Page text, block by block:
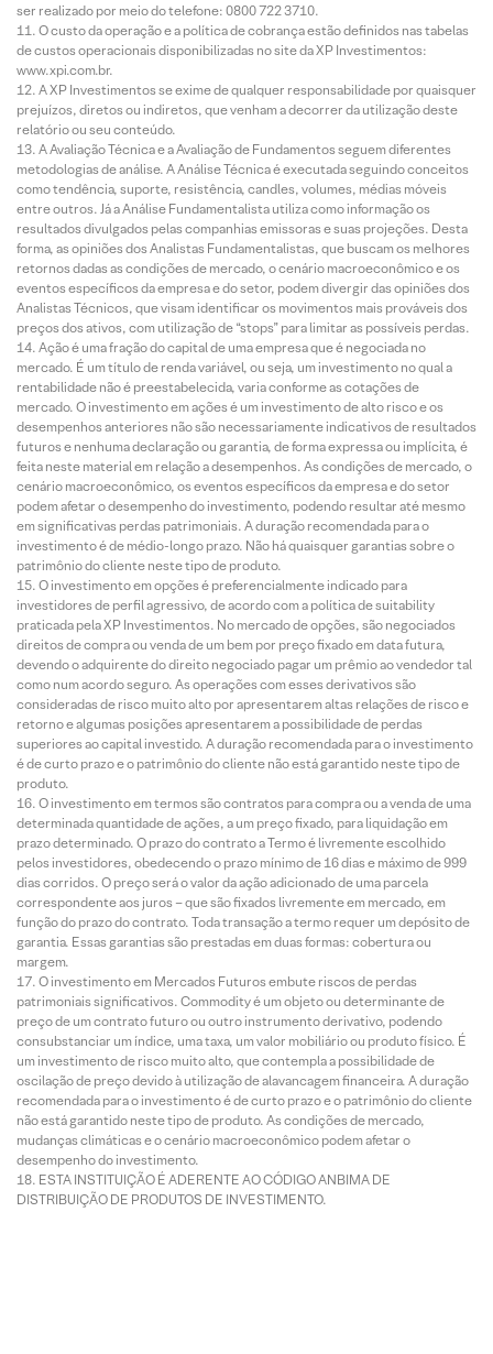
ser realizado por meio do telefone: 0800 722 3710.
O custo da operação e a política de cobrança estão definidos nas tabelas
de custos operacionais disponibilizadas no site da XP Investimentos:
www.xpi.com.br.
A XP Investimentos se exime de qualquer responsabilidade por quaisquer
prejuízos, diretos ou indiretos, que venham a decorrer da utilização deste
relatório ou seu conteúdo.
A Avaliação Técnica e a Avaliação de Fundamentos seguem diferentes
metodologias de análise. A Análise Técnica é executada seguindo conceitos
como tendência, suporte, resistência, candles, volumes, médias móveis
entre outros. Já a Análise Fundamentalista utiliza como informação os
resultados divulgados pelas companhias emissoras e suas projeções. Desta
forma, as opiniões dos Analistas Fundamentalistas, que buscam os melhores
retornos dadas as condições de mercado, o cenário macroeconômico e os
eventos específicos da empresa e do setor, podem divergir das opiniões dos
Analistas Técnicos, que visam identificar os movimentos mais prováveis dos
preços dos ativos, com utilização de “stops” para limitar as possíveis perdas.
Ação é uma fração do capital de uma empresa que é negociada no
mercado. É um título de renda variável, ou seja, um investimento no qual a
rentabilidade não é preestabelecida, varia conforme as cotações de
mercado. O investimento em ações é um investimento de alto risco e os
desempenhos anteriores não são necessariamente indicativos de resultados
futuros e nenhuma declaração ou garantia, de forma expressa ou implícita, é
feita neste material em relação a desempenhos. As condições de mercado, o
cenário macroeconômico, os eventos específicos da empresa e do setor
podem afetar o desempenho do investimento, podendo resultar até mesmo
em significativas perdas patrimoniais. A duração recomendada para o
investimento é de médio-longo prazo. Não há quaisquer garantias sobre o
patrimônio do cliente neste tipo de produto.
O investimento em opções é preferencialmente indicado para
investidores de perfil agressivo, de acordo com a política de suitability
praticada pela XP Investimentos. No mercado de opções, são negociados
direitos de compra ou venda de um bem por preço fixado em data futura,
devendo o adquirente do direito negociado pagar um prêmio ao vendedor tal
como num acordo seguro. As operações com esses derivativos são
consideradas de risco muito alto por apresentarem altas relações de risco e
retorno e algumas posições apresentarem a possibilidade de perdas
superiores ao capital investido. A duração recomendada para o investimento
é de curto prazo e o patrimônio do cliente não está garantido neste tipo de
produto.
O investimento em termos são contratos para compra ou a venda de uma
determinada quantidade de ações, a um preço fixado, para liquidação em
prazo determinado. O prazo do contrato a Termo é livremente escolhido
pelos investidores, obedecendo o prazo mínimo de 16 dias e máximo de 999
dias corridos. O preço será o valor da ação adicionado de uma parcela
correspondente aos juros – que são fixados livremente em mercado, em
função do prazo do contrato. Toda transação a termo requer um depósito de
garantia. Essas garantias são prestadas em duas formas: cobertura ou
margem.
O investimento em Mercados Futuros embute riscos de perdas
patrimoniais significativos. Commodity é um objeto ou determinante de
preço de um contrato futuro ou outro instrumento derivativo, podendo
consubstanciar um índice, uma taxa, um valor mobiliário ou produto físico. É
um investimento de risco muito alto, que contempla a possibilidade de
oscilação de preço devido à utilização de alavancagem financeira. A duração
recomendada para o investimento é de curto prazo e o patrimônio do cliente
não está garantido neste tipo de produto. As condições de mercado,
mudanças climáticas e o cenário macroeconômico podem afetar o
desempenho do investimento.
ESTA INSTITUIÇÃO É ADERENTE AO CÓDIGO ANBIMA DE
DISTRIBUIÇÃO DE PRODUTOS DE INVESTIMENTO.